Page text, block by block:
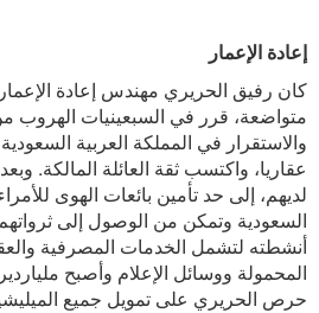
إعادة الإعمار
كان رفيق الحريري مهندس إعادة
متواضعة، قرر في السبعينيات الهروب
والاستقرار في المملكة العربية
عقاريا، واكتسب ثقة العائلة المالكة.
لديهم، إلى حد تأمين بائعات الهوى
السعودية وتمكن من الوصول إلى
أنشطته لتشمل الخدمات المصرفية
المحمولة ووسائل الإعلام وأصبح
حرص الحريري على تمويل جميع